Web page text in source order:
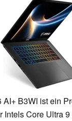
AI+ B3WI ist ein
Intels Core Ultra